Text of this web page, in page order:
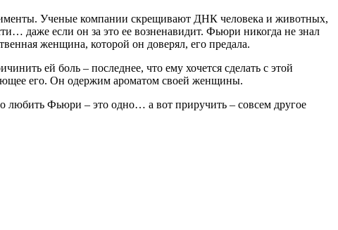
Ученые компании скрещивают ДНК человека и животных,
даже если он за это ее возненавидит. Фьюри никогда не знал
женщина, которой он доверял, его предала.
ей боль – последнее, что ему хочется сделать с этой
его. Он одержим ароматом своей женщины.
любить Фьюри – это одно… а вот приручить – совсем другое